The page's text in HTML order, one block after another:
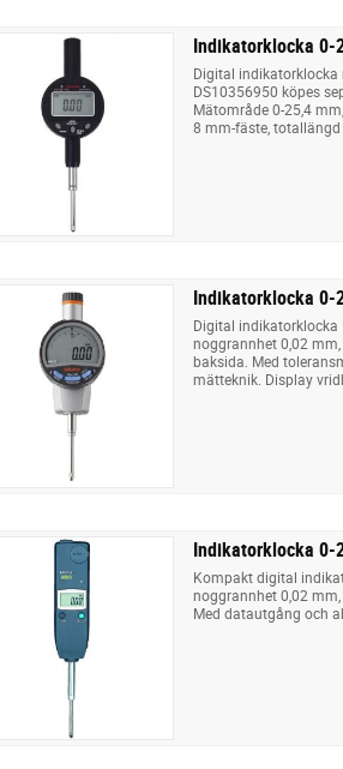
Indikatorklocka 0-
Digital
DS10356950 köpes
Mätområde 0-25,4
8 mm-fäste,
Indikatorklocka 0-
Digital indikatorklocka
noggrannhet 0,02
baksida. Med
mätteknik. Display
Indikatorklocka 0-
Kompakt digital
noggrannhet 0,02
Med datautgång och